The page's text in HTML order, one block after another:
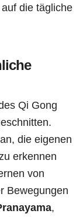
die tägliche
Qi Gong
die eigenen
erkennen
von
Bewegungen
,